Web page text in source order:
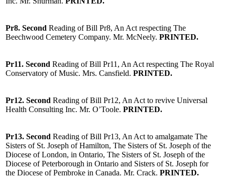
Pr8. Second Reading of Bill Pr8, An Act respecting The
Beechwood Cemetery Company. Mr. McNeely. PRINTED.
Pr11. Second Reading of Bill Pr11, An Act respecting The Royal
Conservatory of Music. Mrs. Cansfield. PRINTED.
Pr12. Second Reading of Bill Pr12, An Act to revive Universal
Health Consulting Inc. Mr. O’Toole. PRINTED.
Pr13. Second Reading of Bill Pr13, An Act to amalgamate The
Sisters of St. Joseph of Hamilton, The Sisters of St. Joseph of the
Diocese of London, in Ontario, The Sisters of St. Joseph of the
Diocese of Peterborough in Ontario and Sisters of St. Joseph for
the Diocese of Pembroke in Canada. Mr. Crack. PRINTED.